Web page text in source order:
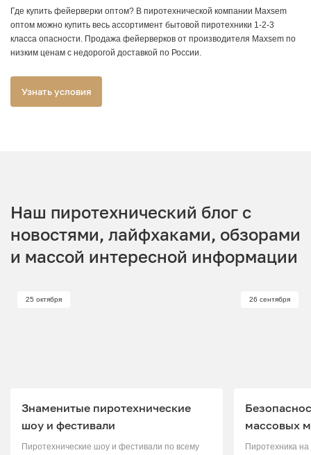
Где купить фейерверки оптом? В пиротехнической компании Maxsem
оптом можно купить весь ассортимент бытовой пиротехники 1-2-3
класса опасности. Продажа фейерверков от производителя Maxsem по
низким ценам с недорогой доставкой по России.
Узнать условия
Наш пиротехнический блог с
новостями, лайфхаками, обзорами
и массой интересной информации
25 октября
Знаменитые пиротехнические
шоу и фестивали
Пиротехнические шоу и фестивали по всему
26 сентября
массовых
Пиротехника